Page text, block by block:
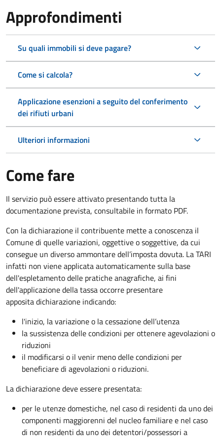
Approfondimenti
Su quali immobili si deve pagare?
Come si calcola?
Applicazione esenzioni a seguito del conferimento
dei rifiuti urbani
Ulteriori informazioni
Come fare
Il servizio può essere attivato presentando tutta la
documentazione prevista, consultabile in formato PDF.
Con la dichiarazione il contribuente mette a conoscenza il
Comune di quelle variazioni, oggettive o soggettive, da cui
consegue un diverso ammontare dell’imposta dovuta. La TARI
infatti non viene applicata automaticamente sulla base
dell'espletamento delle pratiche anagrafiche, ai fini
dell'applicazione della tassa occorre presentare
apposita dichiarazione indicando:
l'inizio, la variazione o la cessazione dell’utenza
la sussistenza delle condizioni per ottenere agevolazioni o
riduzioni
il modificarsi o il venir meno delle condizioni per
beneficiare di agevolazioni o riduzioni.
La dichiarazione deve essere presentata:
per le utenze domestiche, nel caso di residenti da uno dei
componenti maggiorenni del nucleo familiare e nel caso
di non residenti da uno dei detentori/possessori a